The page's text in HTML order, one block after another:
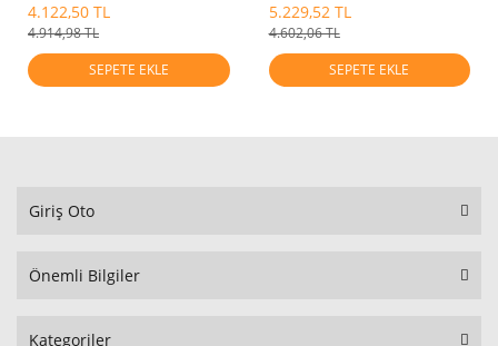
4.122,50 TL
4.914,98 TL
SEPETE EKLE
5.229,52 TL
4.602,06 TL
SEPETE EKLE
Giriş Oto
Önemli Bilgiler
Kategoriler